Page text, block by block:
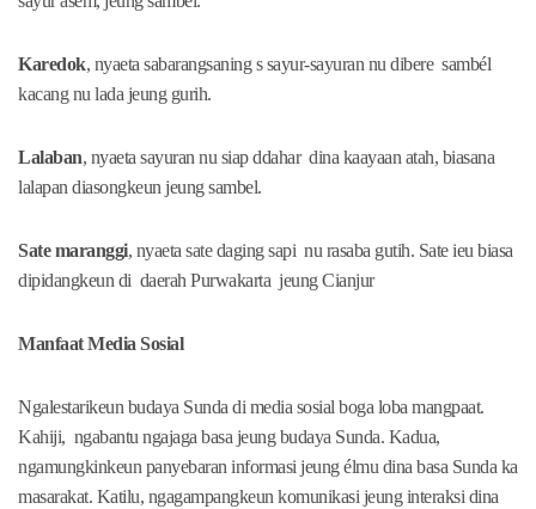
Karedok, nyaeta sabarangsaning s sayur-sayuran nu dibere sambél
kacang nu lada jeung gurih.
Lalaban, nyaeta sayuran nu siap ddahar dina kaayaan atah, biasana
lalapan diasongkeun jeung sambel.
Sate maranggi, nyaeta sate daging sapi nu rasaba gutih. Sate ieu biasa
dipidangkeun di daerah Purwakarta jeung Cianjur
Manfaat Media Sosial
Ngalestarikeun budaya Sunda di media sosial boga loba mangpaat.
Kahiji, ngabantu ngajaga basa jeung budaya Sunda. Kadua,
ngamungkinkeun panyebaran informasi jeung élmu dina basa Sunda ka
masarakat. Katilu, ngagampangkeun komunikasi jeung interaksi dina